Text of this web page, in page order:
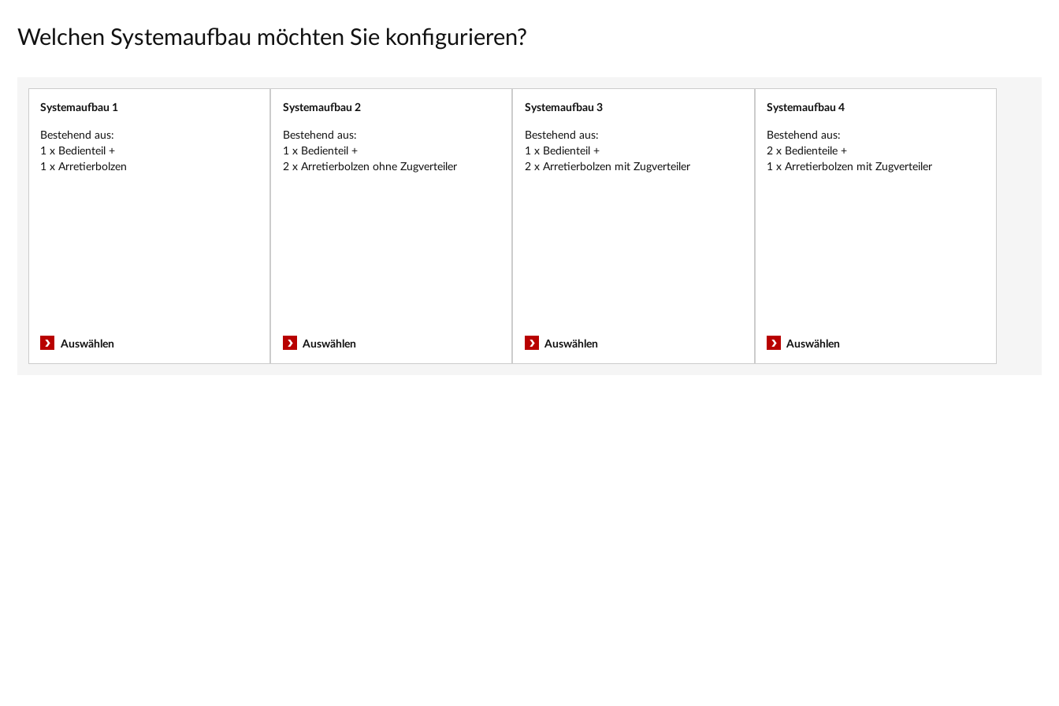
Welchen Systemaufbau möchten Sie konfigurieren?
Neu
Systemaufbau 1
Bestehend aus:
1 x Bedienteil +
1 x Arretierbolzen
Auswählen
Neu
Systemaufbau 2
Bestehend aus:
1 x Bedienteil +
2 x Arretierbolzen ohne Zugverteiler
Auswählen
Neu
Systemaufbau 3
Bestehend aus:
1 x Bedienteil +
2 x Arretierbolzen mit Zugverteiler
Auswählen
Neu
Systemaufbau 4
Bestehend aus:
2 x Bedienteile +
1 x Arretierbolzen mit Zugverteiler
Auswählen